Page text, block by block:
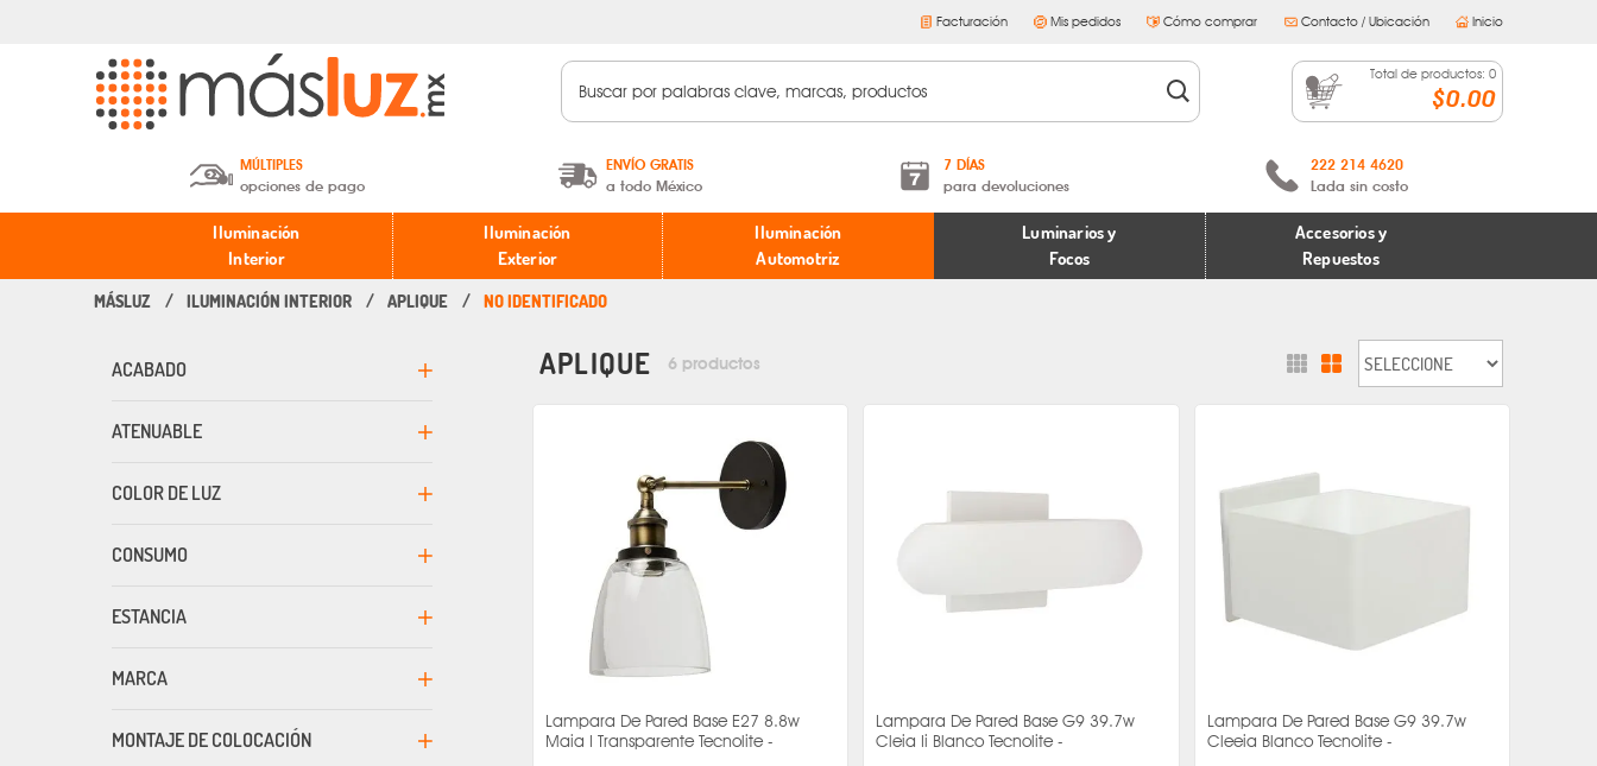
Facturación Mis pedidos Cómo comprar Contacto / Ubicación Inicio
Total de productos: 0
$0.00
MÚLTIPLES
opciones de pago
Depósito en efectivo o Cheque y
Transferencia.
ENVÍO GRATIS
a todo México
A partir de $599 MXN.
* Aplican restricciones
7 DÍAS
para devoluciones
Términos y condiciones
Políticas de devoluciones
222 214 4620
Lada sin costo
Iluminación
Interior
Iluminación
Exterior
Iluminación
Automotriz
Luminarios y
Focos
Accesorios y
Repuestos
ILUMINACIÓN INTERIOR APLIQUE NO IDENTIFICADO
MARCA
ESTANCIA
MONTAJE DE COLOCACIÓN
COLOR DE LUZ
ACABADO
CONSUMO
ATENUABLE
APLIQUE 6 productos
Lampara De Pared Base E27 8.8w
Maia I Transparente Tecnolite -
Lampara De Pared Base G9 39.7w
Cleia Ii Blanco Tecnolite -
Lampara De Pared Base G9 39.7w
Cleeia Blanco Tecnolite -